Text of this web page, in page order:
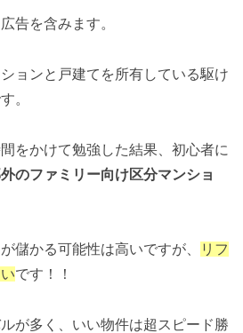
告を含みます。
ョンと戸建てを所有している駆け
。
をかけて勉強した結果、初心者に
のファミリー向け区分マンショ
儲かる可能性は高いですが、
リフ
です！！
が多く、いい物件は超スピード勝